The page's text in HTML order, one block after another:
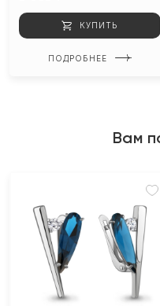
КУПИТЬ
ПОДРОБНЕЕ
Вам